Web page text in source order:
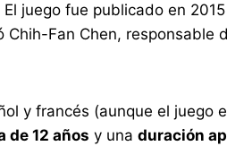
juego fue publicado en
Fan Chen, responsable
y francés (aunque el juego
de 12 años y unaduración